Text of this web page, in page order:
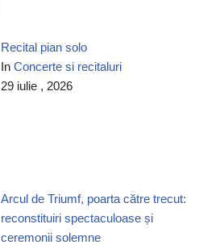
Recital pian solo
InConcerte si recitaluri
29 iulie , 2026
Arcul de Triumf, poarta către trecut:
reconstituiri spectaculoase și
ceremonii solemne